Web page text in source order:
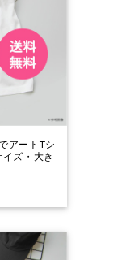
アートTシ
ズ・大き